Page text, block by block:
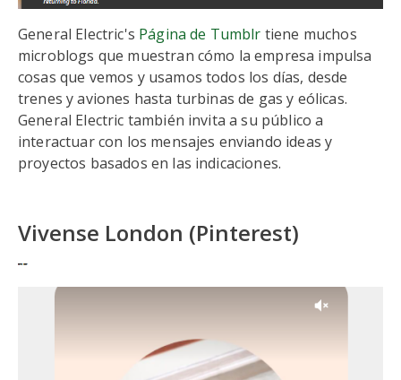
General Electric's Página de Tumblr tiene muchos
microblogs que muestran cómo la empresa impulsa
cosas que vemos y usamos todos los días, desde
trenes y aviones hasta turbinas de gas y eólicas.
General Electric también invita a su público a
interactuar con los mensajes enviando ideas y
proyectos basados en las indicaciones.
Vivense London (Pinterest)